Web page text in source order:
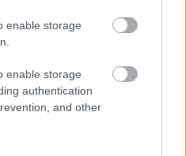
enable storage
enable storage
authentication
and other
futbolistas con precios bajos
destaquen pueden
en mal momento, que pierdan
prolongadas seguirán
ser Rubén Vargas